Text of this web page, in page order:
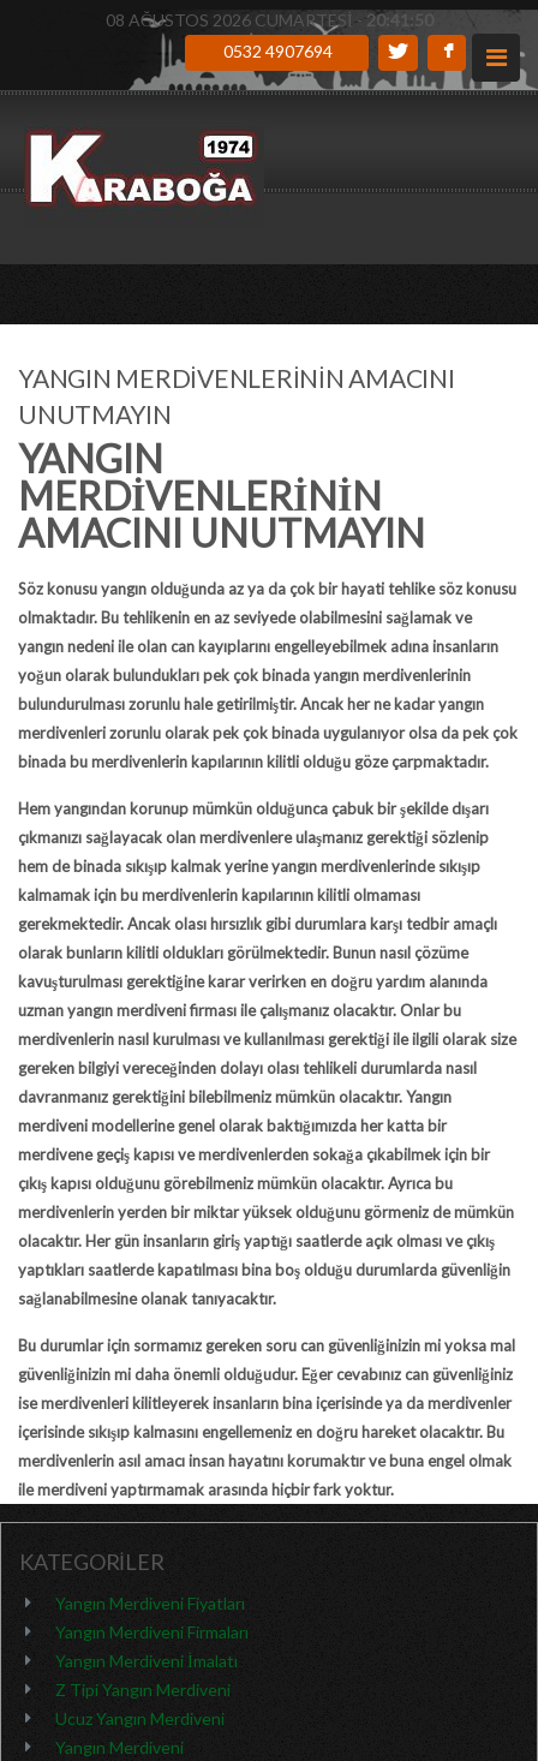
08 AĞUSTOS 2026 CUMARTESİ - 20:41:51
0532 4907694
YANGIN MERDİVENLERİNİN AMACINI
UNUTMAYIN
YANGIN
MERDİVENLERİNİN
AMACINI UNUTMAYIN
Söz konusu yangın olduğunda az ya da çok bir hayati tehlike söz konusu
olmaktadır. Bu tehlikenin en az seviyede olabilmesini sağlamak ve
yangın nedeni ile olan can kayıplarını engelleyebilmek adına insanların
yoğun olarak bulundukları pek çok binada yangın merdivenlerinin
bulundurulması zorunlu hale getirilmiştir. Ancak her ne kadar yangın
merdivenleri zorunlu olarak pek çok binada uygulanıyor olsa da pek çok
binada bu merdivenlerin kapılarının kilitli olduğu göze çarpmaktadır.
Hem yangından korunup mümkün olduğunca çabuk bir şekilde dışarı
çıkmanızı sağlayacak olan merdivenlere ulaşmanız gerektiği sözlenip
hem de binada sıkışıp kalmak yerine yangın merdivenlerinde sıkışıp
kalmamak için bu merdivenlerin kapılarının kilitli olmaması
gerekmektedir. Ancak olası hırsızlık gibi durumlara karşı tedbir amaçlı
olarak bunların kilitli oldukları görülmektedir. Bunun nasıl çözüme
kavuşturulması gerektiğine karar verirken en doğru yardım alanında
uzman yangın merdiveni firması ile çalışmanız olacaktır. Onlar bu
merdivenlerin nasıl kurulması ve kullanılması gerektiği ile ilgili olarak size
gereken bilgiyi vereceğinden dolayı olası tehlikeli durumlarda nasıl
davranmanız gerektiğini bilebilmeniz mümkün olacaktır. Yangın
merdiveni modellerine genel olarak baktığımızda her katta bir
merdivene geçiş kapısı ve merdivenlerden sokağa çıkabilmek için bir
çıkış kapısı olduğunu görebilmeniz mümkün olacaktır. Ayrıca bu
merdivenlerin yerden bir miktar yüksek olduğunu görmeniz de mümkün
olacaktır. Her gün insanların giriş yaptığı saatlerde açık olması ve çıkış
yaptıkları saatlerde kapatılması bina boş olduğu durumlarda güvenliğin
sağlanabilmesine olanak tanıyacaktır.
Bu durumlar için sormamız gereken soru can güvenliğinizin mi yoksa mal
güvenliğinizin mi daha önemli olduğudur. Eğer cevabınız can güvenliğiniz
ise merdivenleri kilitleyerek insanların bina içerisinde ya da merdivenler
içerisinde sıkışıp kalmasını engellemeniz en doğru hareket olacaktır. Bu
merdivenlerin asıl amacı insan hayatını korumaktır ve buna engel olmak
ile merdiveni yaptırmamak arasında hiçbir fark yoktur.
KATEGORİLER
Yangın Merdiveni Fiyatları
Yangın Merdiveni Firmaları
Yangın Merdiveni İmalatı
Z Tipi Yangın Merdiveni
Ucuz Yangın Merdiveni
Yangın Merdiveni